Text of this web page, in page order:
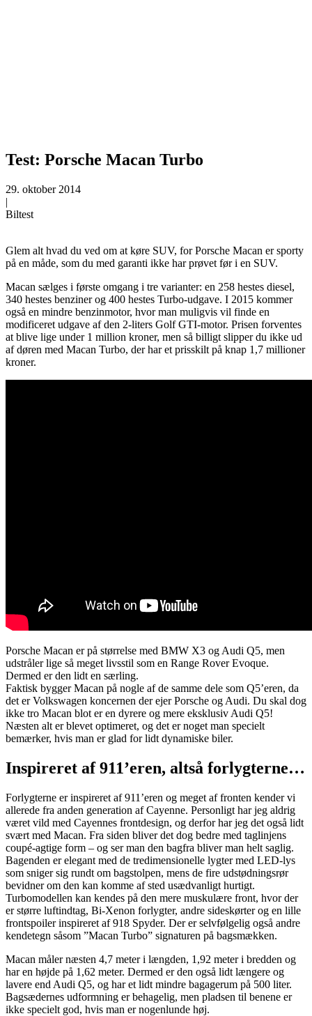
Test: Porsche Macan Turbo
29. oktober 2014
|
Biltest
Glem alt hvad du ved om at køre SUV, for Porsche Macan er sporty
på en måde, som du med garanti ikke har prøvet før i en SUV.
Macan sælges i første omgang i tre varianter: en 258 hestes diesel,
340 hestes benziner og 400 hestes Turbo-udgave. I 2015 kommer
også en mindre benzinmotor, hvor man muligvis vil finde en
modificeret udgave af den 2-liters Golf GTI-motor. Prisen forventes
at blive lige under 1 million kroner, men så billigt slipper du ikke ud
af døren med Macan Turbo, der har et prisskilt på knap 1,7 millioner
kroner.
Porsche Macan er på størrelse med BMW X3 og Audi Q5, men
udstråler lige så meget livsstil som en Range Rover Evoque.
Dermed er den lidt en særling.
Faktisk bygger Macan på nogle af de samme dele som Q5’eren, da
det er Volkswagen koncernen der ejer Porsche og Audi. Du skal dog
ikke tro Macan blot er en dyrere og mere eksklusiv Audi Q5!
Næsten alt er blevet optimeret, og det er noget man specielt
bemærker, hvis man er glad for lidt dynamiske biler.
Inspireret af 911’eren, altså forlygterne…
Forlygterne er inspireret af 911’eren og meget af fronten kender vi
allerede fra anden generation af Cayenne. Personligt har jeg aldrig
været vild med Cayennes frontdesign, og derfor har jeg det også lidt
svært med Macan. Fra siden bliver det dog bedre med taglinjens
coupé-agtige form – og ser man den bagfra bliver man helt saglig.
Bagenden er elegant med de tredimensionelle lygter med LED-lys
som sniger sig rundt om bagstolpen, mens de fire udstødningsrør
bevidner om den kan komme af sted usædvanligt hurtigt.
Turbomodellen kan kendes på den mere muskulære front, hvor der
er større luftindtag, Bi-Xenon forlygter, andre sideskørter og en lille
frontspoiler inspireret af 918 Spyder. Der er selvfølgelig også andre
kendetegn såsom ”Macan Turbo” signaturen på bagsmækken.
Macan måler næsten 4,7 meter i længden, 1,92 meter i bredden og
har en højde på 1,62 meter. Dermed er den også lidt længere og
lavere end Audi Q5, og har et lidt mindre bagagerum på 500 liter.
Bagsædernes udformning er behagelig, men pladsen til benene er
ikke specielt god, hvis man er nogenlunde høj.